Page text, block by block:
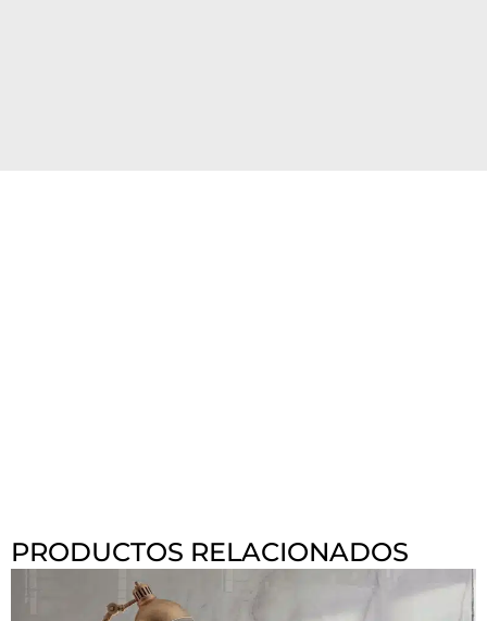
PRODUCTOS RELACIONADOS